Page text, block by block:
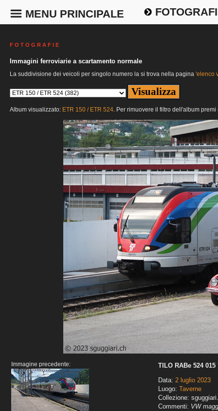
MENU PRINCIPALE
F O T O G R A F I E
Immagini ferroviarie a scartamento normale
La suddivisione dei veicoli per singolo numero la si trova nella pagina 'elenco
Album visualizzato: ETR 150 / ETR 524. Per rimuovere il filtro dell'album premi
Immagine precedente:
TILO RABe 524
Data: 2 luglio 2023
Luogo: Taverne
Collezione:
Commenti: VW